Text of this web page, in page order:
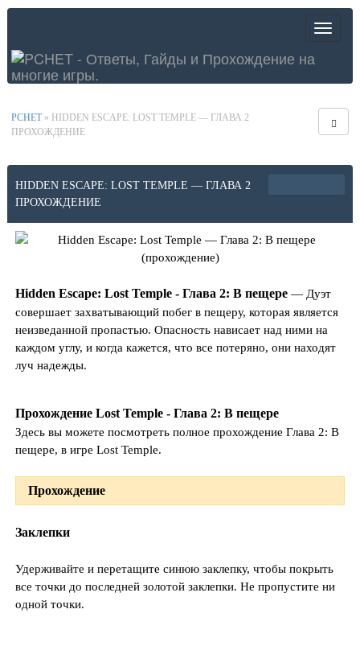
PCHET» HIDDEN ESCAPE: LOST TEMPLE — ГЛАВА 2
ПРОХОЖДЕНИЕ
HIDDEN ESCAPE: LOST TEMPLE — ГЛАВА 2
ПРОХОЖДЕНИЕ
Hidden Escape: Lost Temple - Глава 2: В пещере — Дуэт
совершает захватывающий побег в пещеру, которая является
неизведанной пропастью. Опасность нависает над ними на
каждом углу, и когда кажется, что все потеряно, они находят
луч надежды.
Прохождение Lost Temple - Глава 2: В пещере
Здесь вы можете посмотреть полное прохождение Глава 2: В
пещере, в игре Lost Temple.
Прохождение
Заклепки
Удерживайте и перетащите синюю заклепку, чтобы покрыть
все точки до последней золотой заклепки. Не пропустите ни
одной точки.